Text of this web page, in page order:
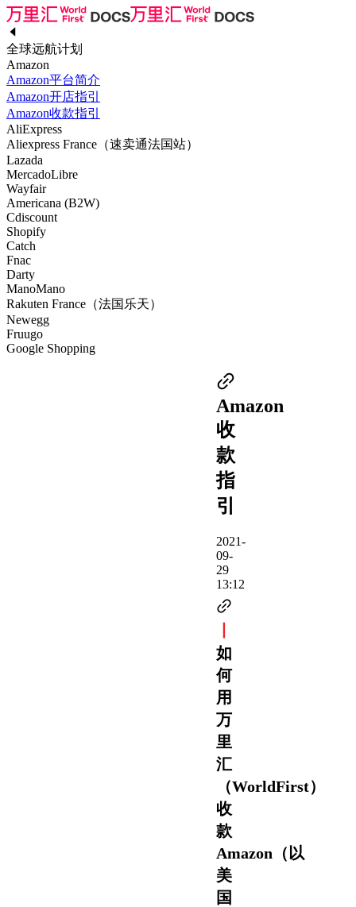
全球远航计划
Amazon
Amazon平台简介
Amazon开店指引
Amazon收款指引
AliExpress
Aliexpress France（速卖通法国站）
Lazada
MercadoLibre
Wayfair
Americana (B2W)
Cdiscount
Shopify
Catch
Fnac
Darty
ManoMano
Rakuten France（法国乐天）
Newegg
Fruugo
Google Shopping
Amazon
收
款
指
引
2021-
09-
29
13:12
如
何
用
万
里
汇
（WorldFirst）
收
款
Amazon（以
美
国